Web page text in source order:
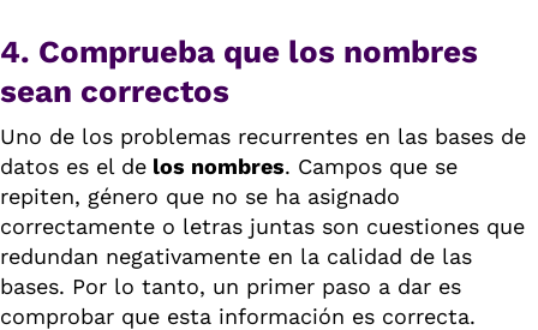
4. Comprueba que los nombres
sean correctos
Uno de los problemas recurrentes en las bases de
datos es el de los nombres. Campos que se
repiten, género que no se ha asignado
correctamente o letras juntas son cuestiones que
redundan negativamente en la calidad de las
bases. Por lo tanto, un primer paso a dar es
comprobar que esta información es correcta.